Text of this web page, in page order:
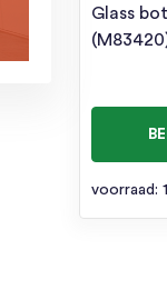
Glass
voorraad: